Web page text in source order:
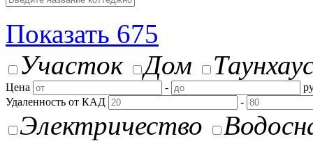
Показать 675
Участок
Дом
Цена -
Удаленность от КАД
-
Электричество